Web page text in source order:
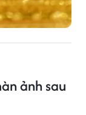
ảnh sau